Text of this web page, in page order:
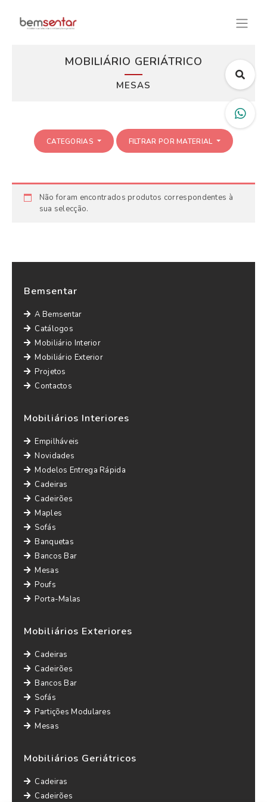
MOBILIÁRIO GERIÁTRICO
MESAS
CATEGORIAS FILTRAR POR MATERIAL
Não foram encontrados produtos correspondentes à
sua selecção.
Bemsentar
A Bemsentar
Catálogos
Mobiliário Interior
Mobiliário Exterior
Projetos
Contactos
Mobiliários Interiores
Empilháveis
Novidades
Modelos Entrega Rápida
Cadeiras
Cadeirões
Maples
Sofás
Banquetas
Bancos Bar
Mesas
Poufs
Porta-Malas
Mobiliários Exteriores
Cadeiras
Cadeirões
Bancos Bar
Sofás
Partições Modulares
Mesas
Mobiliários Geriátricos
Cadeiras
Cadeirões